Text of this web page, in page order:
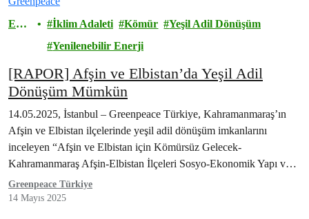
Ener
İklim Adaleti Kömür
Yeşil Adil Dönüşüm
Yenilenebilir Enerji
[RAPOR] Afşin ve Elbistan’da Yeşil Adil
Dönüşüm Mümkün
14.05.2025, İstanbul – Greenpeace Türkiye, Kahramanmaraş’ın
Afşin ve Elbistan ilçelerinde yeşil adil dönüşüm imkanlarını
inceleyen “Afşin ve Elbistan için Kömürsüz Gelecek-
Kahramanmaraş Afşin-Elbistan İlçeleri Sosyo-Ekonomik Yapı ve
Yeşil Adil Dönüşüm…
Greenpeace Türkiye
14 Mayıs 2025